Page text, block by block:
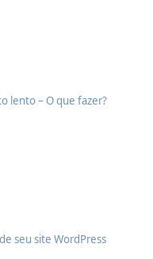
lento – O que fazer?
seu site WordPress